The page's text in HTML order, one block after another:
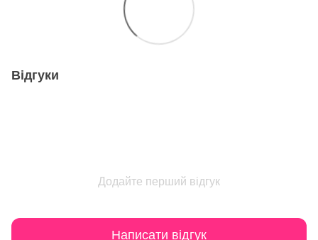
Відгуки
Додайте перший відгук
Написати відгук